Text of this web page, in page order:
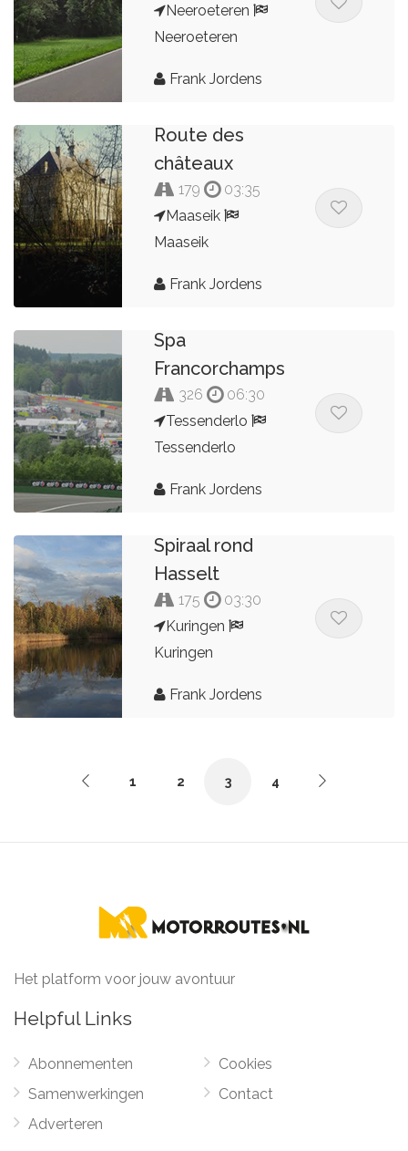
Neeroeteren
Neeroeteren
Frank Jordens
Route des
châteaux
179
03:35
Maaseik
Maaseik
Frank Jordens
Spa
Francorchamps
326
06:30
Tessenderlo
Tessenderlo
Frank Jordens
Spiraal rond
Hasselt
175
03:30
Kuringen
Kuringen
Frank Jordens
1 2 3 4
Het platform voor jouw avontuur
Helpful Links
Abonnementen
Samenwerkingen
Adverteren
Cookies
Contact